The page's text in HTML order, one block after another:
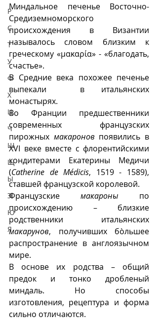
Р
С
Т
У
Ф
Х
Ц
Ч
Ш
Щ
Ы
Э
Ю
Я
Миндальное печенье Восточно-
Средиземноморского
происхождения в Византии
называлось словом близким к
греческому «μακαρία» - «благодать,
счастье».
В Средние века похожее печенье
выпекали  в итальянских
монастырях.
Во Франции предшественники
современных французских
пирожных макаронов появились в
XVI веке вместе с флорентийскими
кондитерами Екатерины Медичи
(Catherine de Médicis, 1519 - 1589),
ставшей французской королевой.
Французские макароны по
происхождению – близкие
макарунов, получивших бòльшее
распространение в англоязычном
мире.
В основе их родства – общий
предок и тонко дробленый
миндаль. Но способы
изготовления, рецептура и форма
сильно отличаются.